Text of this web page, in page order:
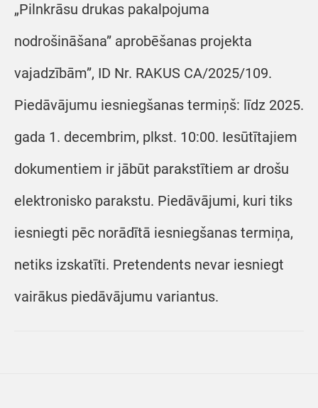
„Pilnkrāsu drukas pakalpojuma
nodrošināšana” aprobēšanas projekta
vajadzībām”, ID Nr. RAKUS CA/2025/109.
Piedāvājumu iesniegšanas termiņš: līdz 2025.
gada 1. decembrim, plkst. 10:00. Iesūtītajiem
dokumentiem ir jābūt parakstītiem ar drošu
elektronisko parakstu. Piedāvājumi, kuri tiks
iesniegti pēc norādītā iesniegšanas termiņa,
netiks izskatīti. Pretendents nevar iesniegt
vairākus piedāvājumu variantus.